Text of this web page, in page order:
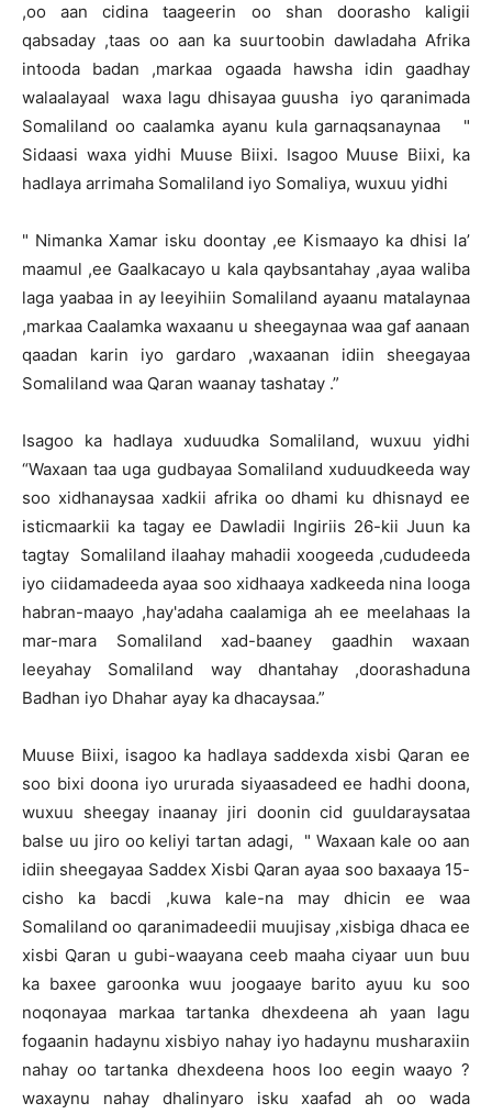
,oo aan cidina taageerin oo shan doorasho kaligii
qabsaday ,taas oo aan ka suurtoobin dawladaha Afrika
intooda badan ,markaa ogaada hawsha idin gaadhay
walaalayaal waxa lagu dhisayaa guusha iyo qaranimada
Somaliland oo caalamka ayanu kula garnaqsanaynaa "
Sidaasi waxa yidhi Muuse Biixi. Isagoo Muuse Biixi, ka
hadlaya arrimaha Somaliland iyo Somaliya, wuxuu yidhi
" Nimanka Xamar isku doontay ,ee Kismaayo ka dhisi la’
maamul ,ee Gaalkacayo u kala qaybsantahay ,ayaa waliba
laga yaabaa in ay leeyihiin Somaliland ayaanu matalaynaa
,markaa Caalamka waxaanu u sheegaynaa waa gaf aanaan
qaadan karin iyo gardaro ,waxaanan idiin sheegayaa
Somaliland waa Qaran waanay tashatay .”
Isagoo ka hadlaya xuduudka Somaliland, wuxuu yidhi
“Waxaan taa uga gudbayaa Somaliland xuduudkeeda way
soo xidhanaysaa xadkii afrika oo dhami ku dhisnayd ee
isticmaarkii ka tagay ee Dawladii Ingiriis 26-kii Juun ka
tagtay Somaliland ilaahay mahadii xoogeeda ,cududeeda
iyo ciidamadeeda ayaa soo xidhaaya xadkeeda nina looga
habran-maayo ,hay'adaha caalamiga ah ee meelahaas la
mar-mara Somaliland xad-baaney gaadhin waxaan
leeyahay Somaliland way dhantahay ,doorashaduna
Badhan iyo Dhahar ayay ka dhacaysaa.”
Muuse Biixi, isagoo ka hadlaya saddexda xisbi Qaran ee
soo bixi doona iyo ururada siyaasadeed ee hadhi doona,
wuxuu sheegay inaanay jiri doonin cid guuldaraysataa
balse uu jiro oo keliyi tartan adagi, " Waxaan kale oo aan
idiin sheegayaa Saddex Xisbi Qaran ayaa soo baxaaya 15-
cisho ka bacdi ,kuwa kale-na may dhicin ee waa
Somaliland oo qaranimadeedii muujisay ,xisbiga dhaca ee
xisbi Qaran u gubi-waayana ceeb maaha ciyaar uun buu
ka baxee garoonka wuu joogaaye barito ayuu ku soo
noqonayaa markaa tartanka dhexdeena ah yaan lagu
fogaanin hadaynu xisbiyo nahay iyo hadaynu musharaxiin
nahay oo tartanka dhexdeena hoos loo eegin waayo ?
waxaynu nahay dhalinyaro isku xaafad ah oo wada